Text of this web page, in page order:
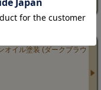
オイル塗装 (ダークブラウ